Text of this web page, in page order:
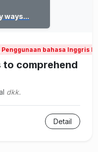
ways...
bahasa Inggris
to comprehend
dkk.
Detail